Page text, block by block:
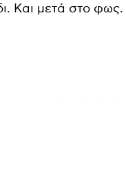
Και μετά στο φως.